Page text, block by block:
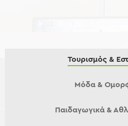
Τουρισμός &
Μόδα &
Παιδαγωγικά &